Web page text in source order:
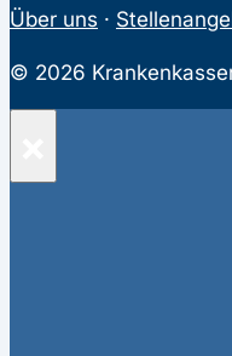
Über uns ·
© 2026